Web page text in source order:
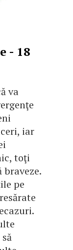
- 18
va
iar
toţi
pe